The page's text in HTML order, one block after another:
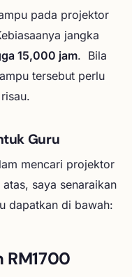
pada projektor
jangka
15,000 jam. Bila
tersebut perlu
Guru
mencari projektor
saya senaraikan
dapatkan di bawah: